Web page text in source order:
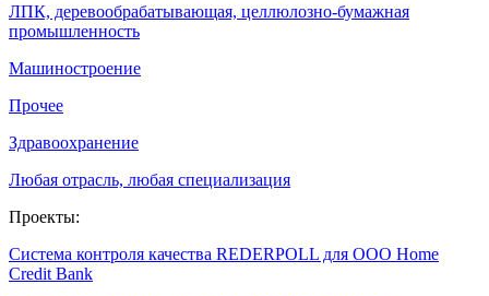
ЛПК, деревообрабатывающая, целлюлозно-бумажная
промышленность
Машиностроение
Прочее
Здравоохранение
Любая отрасль, любая специализация
Проекты:
Система контроля качества REDERPOLL для ООО Home
Credit Bank